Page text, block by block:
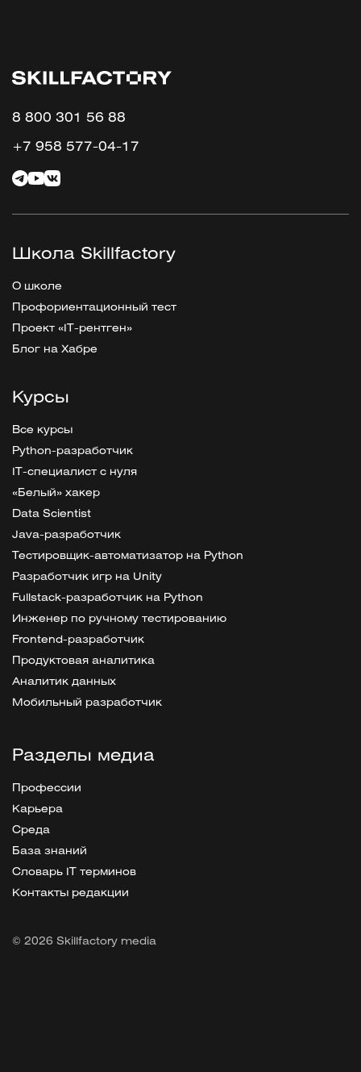
8 800 301 56 88
+7 958 577-04-17
Школа Skillfactory
О школе
Профориентационный тест
Проект «IT-рентген»
Блог на Хабре
Курсы
Все курсы
Python-разработчик
IT-специалист с нуля
«Белый» хакер
Data Scientist
Java-разработчик
Тестировщик-автоматизатор на Python
Разработчик игр на Unity
Fullstack-разработчик на Python
Инженер по ручному тестированию
Frontend-разработчик
Продуктовая аналитика
Аналитик данных
Мобильный разработчик
Разделы медиа
Профессии
Карьера
Среда
База знаний
Словарь IT терминов
Контакты редакции
© 2026 Skillfactory media